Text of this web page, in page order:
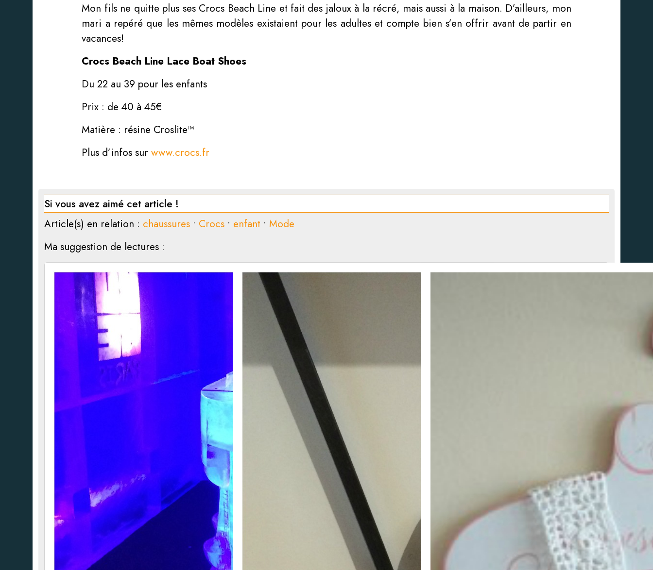
Mon fils ne quitte plus ses Crocs Beach Line et fait des jaloux à la récré, mais aussi à la maison. D’ailleurs, mon
mari a repéré que les mêmes modèles existaient pour les adultes et compte bien s’en offrir avant de partir en
vacances!
Crocs Beach Line Lace Boat Shoes
Du 22 au 39 pour les enfants
Prix : de 40 à 45€
Matière : résine Croslite™
Plus d’infos surwww.crocs.fr
Si vous avez aimé cet article !
Article(s) en relation : chaussures • Crocs • enfant •Mode
Ma suggestion de lectures :